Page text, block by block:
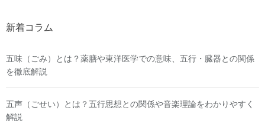
新着コラム
五味（ごみ）とは？薬膳や東洋医学での意味、五行・臓器との関係
を徹底解説
五声（ごせい）とは？五行思想との関係や音楽理論をわかりやすく
解説